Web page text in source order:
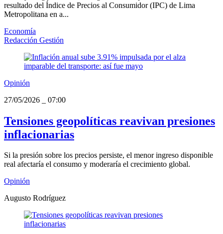
resultado del Índice de Precios al Consumidor (IPC) de Lima
Metropolitana en a...
Economía
Redacción Gestión
Opinión
27/05/2026
07:00
Tensiones geopolíticas reavivan presiones
inflacionarias
Si la presión sobre los precios persiste, el menor ingreso disponible
real afectaría el consumo y moderaría el crecimiento global.
Opinión
Augusto Rodríguez